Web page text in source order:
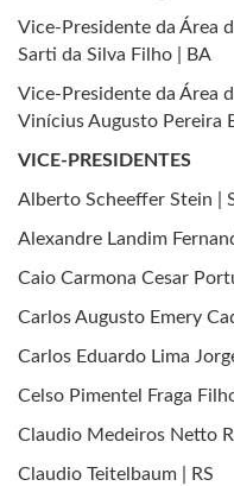
Vice-Presidente da Área
Sarti da Silva Filho | BA
Vice-Presidente da Área
Vinícius Augusto Pereira
VICE-PRESIDENTES
Alberto Scheeffer Stein |
Alexandre Landim
Caio Carmona Cesar
Carlos Augusto Emery
Carlos Eduardo Lima
Celso Pimentel Fraga
Claudio Medeiros Netto
Claudio Teitelbaum | RS